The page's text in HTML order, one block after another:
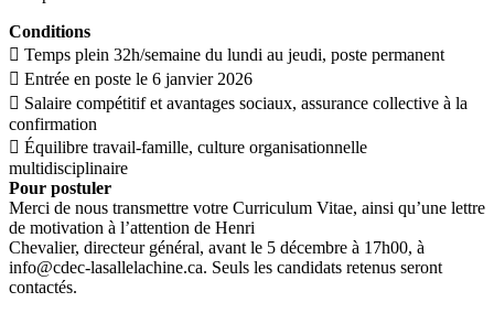
Conditions
 Temps plein 32h/semaine du lundi au jeudi, poste permanent
 Entrée en poste le 6 janvier 2026
 Salaire compétitif et avantages sociaux, assurance collective à la
confirmation
 Équilibre travail-famille, culture organisationnelle
multidisciplinaire
Pour postuler
Merci de nous transmettre votre Curriculum Vitae, ainsi qu’une lettre
de motivation à l’attention de Henri
Chevalier, directeur général, avant le 5 décembre à 17h00, à
info@cdec-lasallelachine.ca. Seuls les candidats retenus seront
contactés.